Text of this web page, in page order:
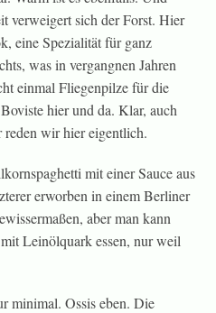
verweigert sich der Forst. Hier
eine Spezialität für ganz
was in vergangnen Jahren
einmal Fliegenpilze für die
hier und da. Klar, auch
wir hier eigentlich.
mit einer Sauce aus
erworben in einem Berliner
aber man kann
Leinölquark essen, nur weil
minimal. Ossis eben. Die